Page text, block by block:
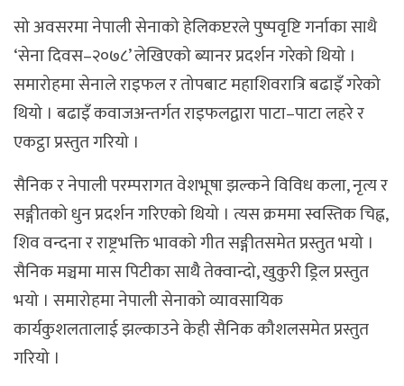
सो अवसरमा नेपाली सेनाको हेलिकप्टरले पुष्पवृष्टि गर्नाका साथै
‘सेना दिवस–२०७८’ लेखिएको ब्यानर प्रदर्शन गरेको थियो ।
समारोहमा सेनाले राइफल र तोपबाट महाशिवरात्रि बढाइँ गरेको
थियो । बढाइँ कवाजअन्तर्गत राइफलद्वारा पाटा–पाटा लहरे र
एकट्ठा प्रस्तुत गरियो ।
सैनिक र नेपाली परम्परागत वेशभूषा झल्कने विविध कला, नृत्य र
सङ्गीतको धुन प्रदर्शन गरिएको थियो । त्यस क्रममा स्वस्तिक चिह्न,
शिव वन्दना र राष्ट्रभक्ति भावको गीत सङ्गीतसमेत प्रस्तुत भयो ।
सैनिक मञ्चमा मास पिटीका साथैै तेक्वान्दो, खुकुरी ड्रिल प्रस्तुत
भयो । समारोहमा नेपाली सेनाको व्यावसायिक
कार्यकुशलतालाई झल्काउने केही सैनिक कौशलसमेत प्रस्तुत
गरियो ।